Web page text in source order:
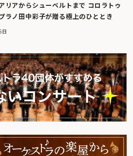
リアからシューベルトまで コロラトゥ
ラノ田中彩子が贈る極上のひととき